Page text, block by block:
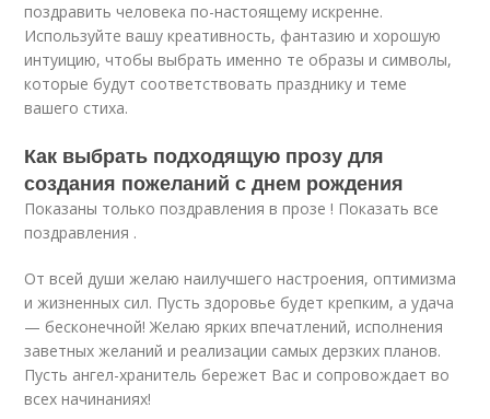
поздравить человека по-настоящему искренне.
Используйте вашу креативность, фантазию и хорошую
интуицию, чтобы выбрать именно те образы и символы,
которые будут соответствовать празднику и теме
вашего стиха.
Как выбрать подходящую прозу для
создания пожеланий с днем рождения
Показаны только поздравления в прозе ! Показать все
поздравления .
От всей души желаю наилучшего настроения, оптимизма
и жизненных сил. Пусть здоровье будет крепким, а удача
— бесконечной! Желаю ярких впечатлений, исполнения
заветных желаний и реализации самых дерзких планов.
Пусть ангел-хранитель бережет Вас и сопровождает во
всех начинаниях!